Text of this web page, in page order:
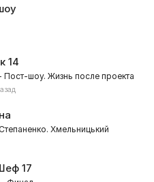
14
Пост-шоу. Жизнь после проекта
Хмельницький
17